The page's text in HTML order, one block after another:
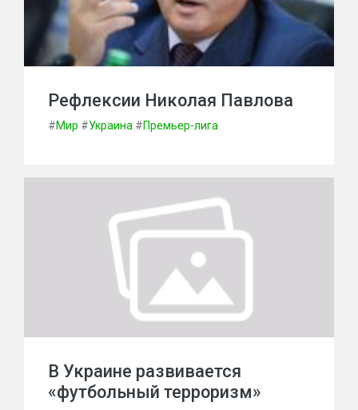
Рефлексии Николая Павлова
#Мир #Украина #Премьер-лига
В Украине развивается
«футбольный терроризм»